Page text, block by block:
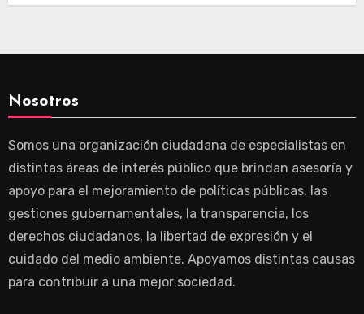
Nosotros
Somos una organización ciudadana de especialistas en
distintas áreas de interés público que brindan asesoría y
apoyo para el mejoramiento de políticas públicas, las
gestiones gubernamentales, la transparencia, los
derechos ciudadanos, la libertad de expresión y el
cuidado del medio ambiente. Apoyamos distintas causas
para contribuir a una mejor sociedad.